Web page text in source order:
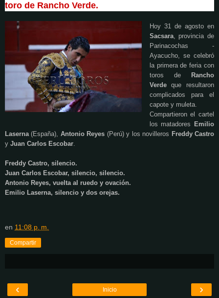
toro de Rancho Verde.
Hoy 31 de agosto en
Sacsara, provincia de
Parinacochas -
Ayacucho, se celebró
la primera de feria con
toros de
Rancho
Verdeque resultaron
complicados para el
capote y muleta.
Compartieron el cartel
los matadores
Emilio
Laserna(España), Antonio Reyes (Perú) y los novilleros Freddy Castro
y Juan Carlos Escobar.
Freddy Castro, silencio.
Juan Carlos Escobar, silencio, silencio.
Antonio Reyes, vuelta al ruedo y ovación.
Emilio Laserna, silencio y dos orejas.
en 11:08 p. m.
Compartir
‹ ›
Inicio